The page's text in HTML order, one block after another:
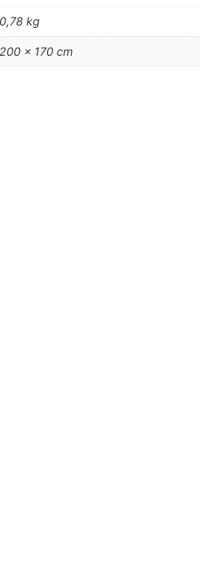
0,78 kg
200 × 170 cm